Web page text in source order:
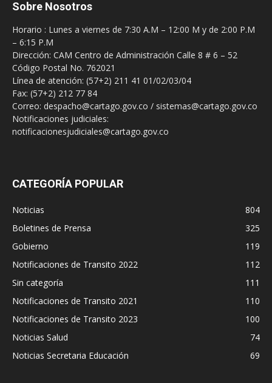
Sobre Nosotros
Horario : Lunes a viernes de 7:30 A.M – 12:00 M y de 2:00 P.M
– 6:15 P.M
Dirección: CAM Centro de Administración Calle 8 # 6 – 52
Código Postal No. 762021
Línea de atención: (57+2) 211 41 01/02/03/04
Fax: (57+2) 212 77 84
Correo: despacho@cartago.gov.co / sistemas@cartago.gov.co
Notificaciones judiciales:
notificacionesjudiciales@cartago.gov.co
CATEGORÍA POPULAR
Noticias
804
Boletines de Prensa
325
Gobierno
119
Notificaciones de Transito 2022
112
Sin categoría
111
Notificaciones de Transito 2021
110
Notificaciones de Transito 2023
100
Noticias Salud
74
Noticias Secretaria Educación
69